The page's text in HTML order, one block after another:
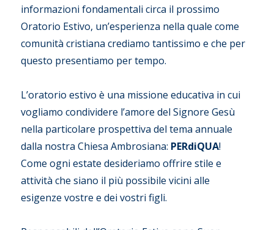
informazioni fondamentali circa il prossimo
Oratorio Estivo, un’esperienza nella quale come
comunità cristiana crediamo tantissimo e che per
questo presentiamo per tempo.
L’oratorio estivo è una missione educativa in cui
vogliamo condividere l’amore del Signore Gesù
nella particolare prospettiva del tema annuale
dalla nostra Chiesa Ambrosiana: PERdiQUA!
Come ogni estate desideriamo offrire stile e
attività che siano il più possibile vicini alle
esigenze vostre e dei vostri figli.